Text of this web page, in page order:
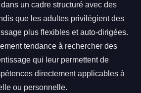
un cadre structuré avec des
que les adultes privilégient des
plus flexibles et auto-dirigées.
tendance à rechercher des
qui leur permettent de
directement applicables à
ou personnelle.